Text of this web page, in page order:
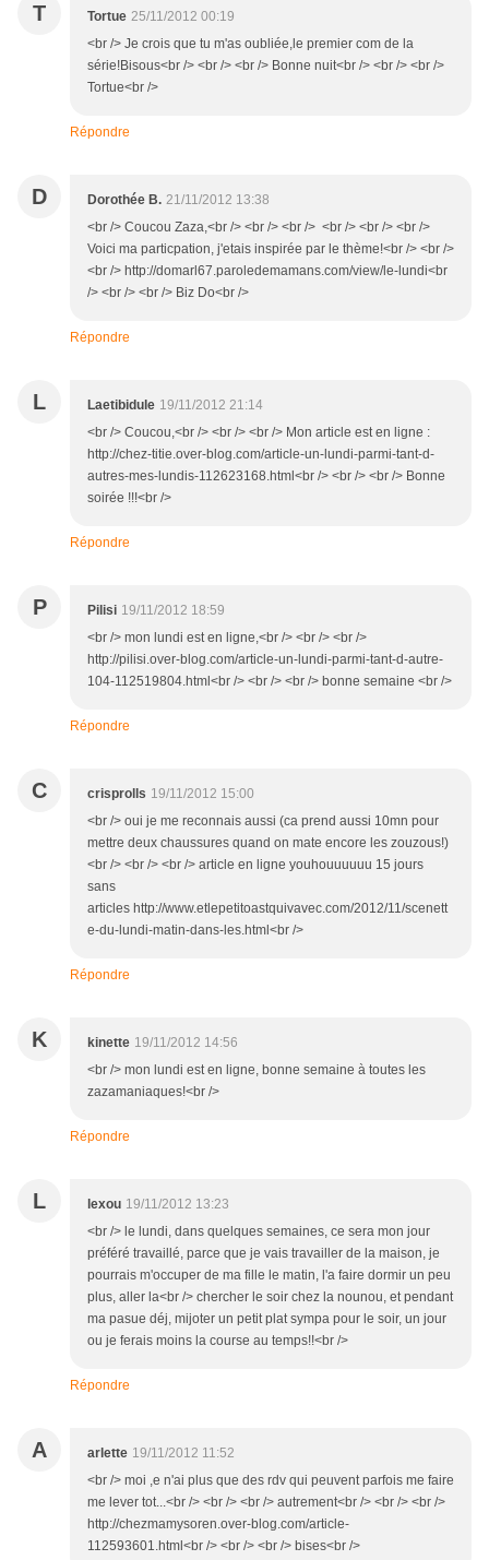
T Tortue 25/11/2012 00:19
<br /> Je crois que tu m'as oubliée,le premier com de la
série!Bisous<br /> <br /> <br /> Bonne nuit<br /> <br /> <br />
Tortue<br />
Répondre
D Dorothée B. 21/11/2012 13:38
<br /> Coucou Zaza,<br /> <br /> <br /> <br /> <br /> <br />
Voici ma particpation, j'etais inspirée par le thème!<br /> <br />
<br /> http://domarl67.paroledemamans.com/view/le-lundi<br
/> <br /> <br /> Biz Do<br />
Répondre
L Laetibidule 19/11/2012 21:14
<br /> Coucou,<br /> <br /> <br /> Mon article est en ligne :
http://chez-titie.over-blog.com/article-un-lundi-parmi-tant-d-
autres-mes-lundis-112623168.html<br /> <br /> <br /> Bonne
soirée !!!<br />
Répondre
P Pilisi 19/11/2012 18:59
<br /> mon lundi est en ligne,<br /> <br /> <br />
http://pilisi.over-blog.com/article-un-lundi-parmi-tant-d-autre-
104-112519804.html<br /> <br /> <br /> bonne semaine <br />
Répondre
C crisprolls 19/11/2012 15:00
<br /> oui je me reconnais aussi (ca prend aussi 10mn pour
mettre deux chaussures quand on mate encore les zouzous!)
<br /> <br /> <br /> article en ligne youhouuuuuu 15 jours
sans
articles http://www.etlepetitoastquivavec.com/2012/11/scenett
e-du-lundi-matin-dans-les.html<br />
Répondre
K kinette 19/11/2012 14:56
<br /> mon lundi est en ligne, bonne semaine à toutes les
zazamaniaques!<br />
Répondre
L lexou 19/11/2012 13:23
<br /> le lundi, dans quelques semaines, ce sera mon jour
préféré travaillé, parce que je vais travailler de la maison, je
pourrais m'occuper de ma fille le matin, l'a faire dormir un peu
plus, aller la<br /> chercher le soir chez la nounou, et pendant
ma pasue déj, mijoter un petit plat sympa pour le soir, un jour
ou je ferais moins la course au temps!!<br />
Répondre
A arlette 19/11/2012 11:52
<br /> moi ,e n'ai plus que des rdv qui peuvent parfois me faire
me lever tot...<br /> <br /> <br /> autrement<br /> <br /> <br />
http://chezmamysoren.over-blog.com/article-
112593601.html<br /> <br /> <br /> bises<br />